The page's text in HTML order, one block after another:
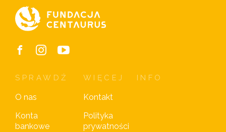
SPRAWDŹ
O nas
Konta
bankowe
WIĘCEJ
Kontakt
Polityka
prywatności
INFO